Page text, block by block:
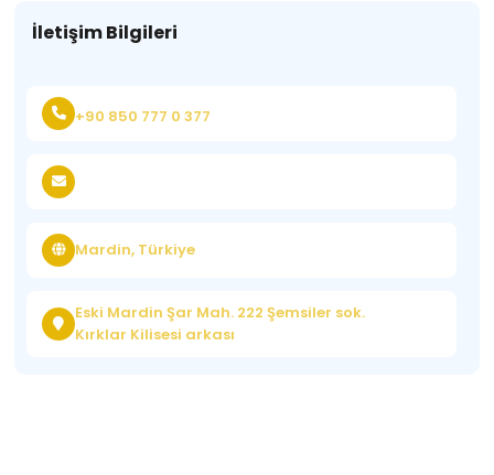
İletişim Bilgileri
+90 850 777 0 377
Mardin, Türkiye
Eski Mardin Şar Mah. 222 Şemsiler sok.
Kırklar Kilisesi arkası